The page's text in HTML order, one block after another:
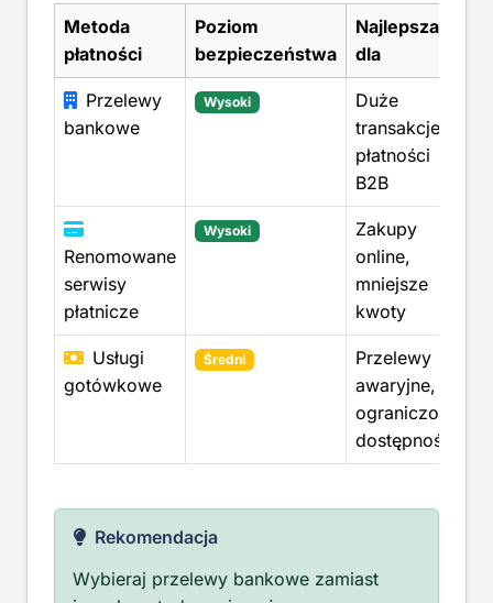
Metoda
płatności
Poziom
bezpieczeństwa
Najlepsza
dla
Przelewy
bankowe
Wysoki
Duże
transakcje,
płatności
B2B
Renomowane
serwisy
płatnicze
Wysoki
Zakupy
online,
mniejsze
kwoty
Usługi
gotówkowe
Średni
Przelewy
awaryjne,
ograniczona
dostępność
Rekomendacja
Wybieraj przelewy bankowe zamiast